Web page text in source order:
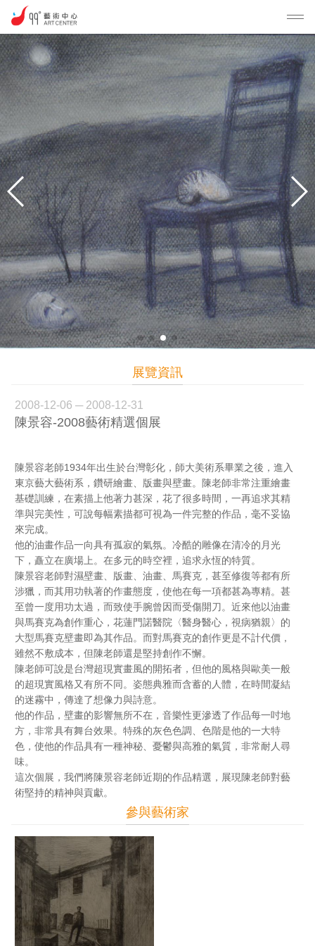
展覽資訊
2008-12-06 ─ 2008-12-31
陳景容-2008藝術精選個展
陳景容老師1934年出生於台灣彰化，師大美術系畢業之後，進入
東京藝大藝術系，鑽研繪畫、版畫與壁畫。陳老師非常注重繪畫
基礎訓練，在素描上他著力甚深，花了很多時間，一再追求其精
準與完美性，可說每幅素描都可視為一件完整的作品，毫不妥協
來完成。
他的油畫作品一向具有孤寂的氣氛。冷酷的雕像在清冷的月光
下，矗立在廣場上。在多元的時空裡，追求永恆的特質。
陳景容老師對濕壁畫、版畫、油畫、馬賽克，甚至修復等都有所
涉獵，而其用功執著的作畫態度，使他在每一項都甚為專精。甚
至曾一度用功太過，而致使手腕曾因而受傷開刀。近來他以油畫
與馬賽克為創作重心，花蓮門諾醫院〈醫身醫心，視病猶親〉的
大型馬賽克壁畫即為其作品。而對馬賽克的創作更是不計代價，
雖然不敷成本，但陳老師還是堅持創作不懈。
陳老師可說是台灣超現實畫風的開拓者，但他的風格與歐美一般
的超現實風格又有所不同。姿態典雅而含蓄的人體，在時間凝結
的迷霧中，傳達了想像力與詩意。
他的作品，壁畫的影響無所不在，音樂性更滲透了作品每一吋地
方，非常具有舞台效果。特殊的灰色色調、色階是他的一大特
色，使他的作品具有一種神秘、憂鬱與高雅的氣質，非常耐人尋
味。
這次個展，我們將陳景容老師近期的作品精選，展現陳老師對藝
術堅持的精神與貢獻。
參與藝術家